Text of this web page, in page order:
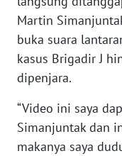
Martin
buka suara
kasus Brigadir J
dipenjara.
“Video ini saya
Simanjuntak dan
makanya saya
WN
SUMUT
WN
JAKARTA
JABAR